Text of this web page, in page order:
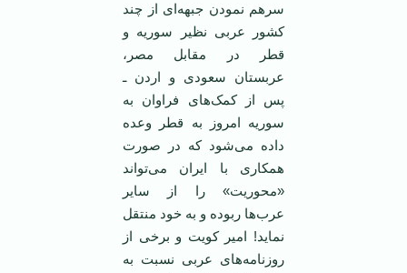
سرهم نمودن جبهه‌ای از چند
کشور عربی نظیر سوریه و
قطر در مقابل مصر،
عربستان سعودی و اردن ـ
پس از کمک‌های فراوان به
سوریه امروز به قطر وعده
داده می‌شود که در صورت
همکاری با ایران می‌تواند
«محوریت» را از سایر
عرب‌ها ربوده و به خود منتقل
نماید! امیر کویت و برخی از
روزنامه‌های عربی نسبت به